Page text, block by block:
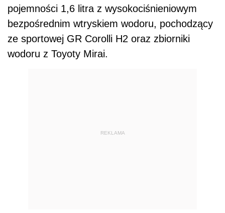
pojemności 1,6 litra z wysokociśnieniowym
bezpośrednim wtryskiem wodoru, pochodzący
ze sportowej GR Corolli H2 oraz zbiorniki
wodoru z Toyoty Mirai.
REKLAMA